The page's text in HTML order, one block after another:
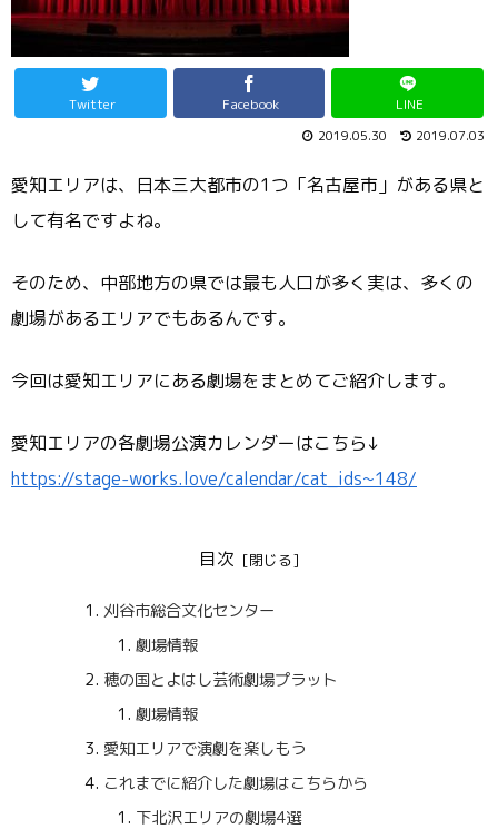
Twitter Facebook LINE
2019.05.30 2019.07.03
愛知エリアは、日本三大都市の1つ「名古屋市」がある県と
して有名ですよね。
そのため、中部地方の県では最も人口が多く実は、多くの
劇場があるエリアでもあるんです。
今回は愛知エリアにある劇場をまとめてご紹介します。
愛知エリアの各劇場公演カレンダーはこちら↓
https://stage-works.love/calendar/cat_ids~148/
目次
刈谷市総合文化センター
劇場情報
穂の国とよはし芸術劇場プラット
劇場情報
愛知エリアで演劇を楽しもう
これまでに紹介した劇場はこちらから
下北沢エリアの劇場4選